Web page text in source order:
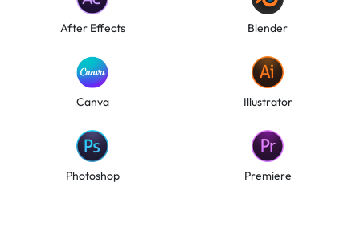
After Effects Blender
Canva Illustrator
Photoshop Premiere